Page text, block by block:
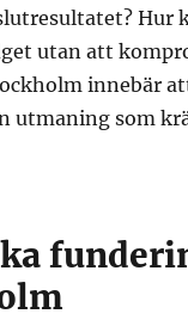
Hur
utan att
innebär
utmaning som